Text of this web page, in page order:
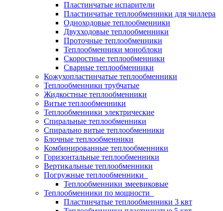
Пластинчатые испарители
Пластинчатые теплообменники для чиллера
Одноходовые теплообменники
Двухходовые теплообменники
Проточные теплообменники
Теплообменники моноблоки
Скоростные теплообменники
Сварные теплообменники
Кожухопластинчатые теплообменники
Теплообменники трубчатые
Жидкостные теплообменники
Витые теплообменники
Теплообменники электрические
Спиральные теплообменники
Спирально витые теплообменники
Блочные теплообменники
Комбинированные теплообменники
Горизонтальные теплообменники
Вертикальные теплообменники
Погружные теплообменники
Теплообменники змеевиковые
Теплообменники по мощности
Пластинчатые теплообменники 3 квт